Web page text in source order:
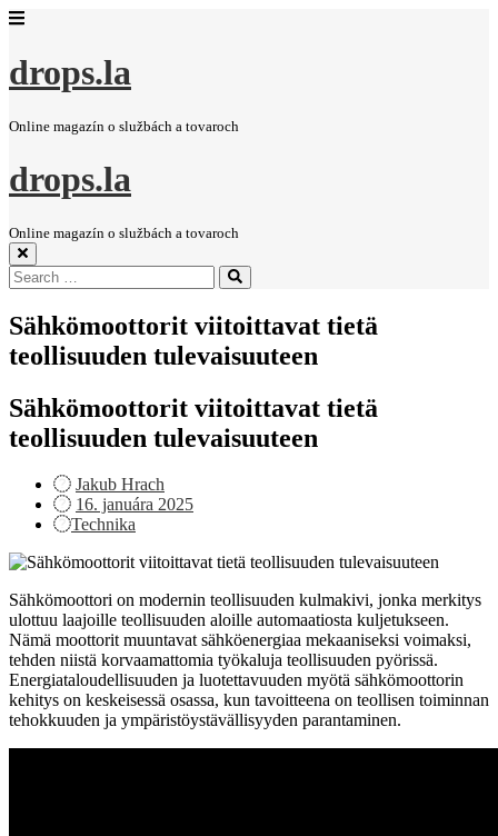
drops.la
Online magazín o službách a tovaroch
drops.la
Online magazín o službách a tovaroch
Search
for:
Search
Sähkömoottorit viitoittavat tietä
teollisuuden tulevaisuuteen
Sähkömoottorit viitoittavat tietä
teollisuuden tulevaisuuteen
Jakub Hrach
Posted
on
16. januára 2025
Technika
Sähkömoottori on modernin teollisuuden kulmakivi, jonka merkitys
ulottuu laajoille teollisuuden aloille automaatiosta kuljetukseen.
Nämä moottorit muuntavat sähköenergiaa mekaaniseksi voimaksi,
tehden niistä korvaamattomia työkaluja teollisuuden pyörissä.
Energiataloudellisuuden ja luotettavuuden myötä sähkömoottorin
kehitys on keskeisessä osassa, kun tavoitteena on teollisen toiminnan
tehokkuuden ja ympäristöystävällisyyden parantaminen.